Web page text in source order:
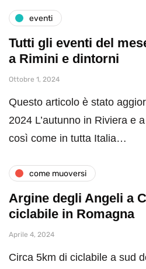
eventi
Tutti gli eventi del
a Rimini e dintorni
Ottobre 1, 2024
Questo articolo è stato
2024 L’autunno in Riviera e
così come in tutta Italia…
come muoversi
Argine degli Angeli a
ciclabile in Romagna
Aprile 4, 2024
Circa 5km di ciclabile a sud